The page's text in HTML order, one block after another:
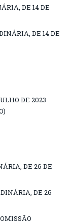
DE 14 DE
DE 14 DE
DE 2023
DE 26 DE
DE 26